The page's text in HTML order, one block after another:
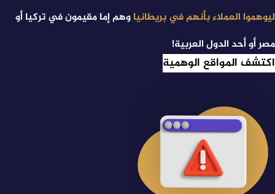
لیوهموا العملاء بأنهم ﻓﻲ بریطانیاوهم إما مقيمون ﻓﻲ ترکیا أو
مصر أو أحد الدول العربیة!
اكتشف المواقع الوهمية